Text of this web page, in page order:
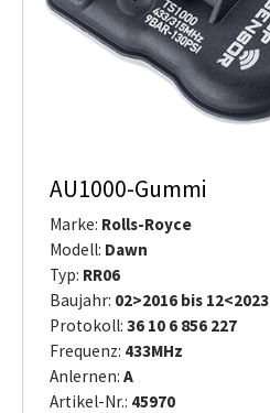
AU1000-Gummi
Marke: Rolls-Royce
Modell: Dawn
Typ: RR06
Baujahr: 02>2016 bis 12<2023
Protokoll: 36 10 6 856 227
Frequenz: 433MHz
Anlernen: A
Artikel-Nr.: 45970